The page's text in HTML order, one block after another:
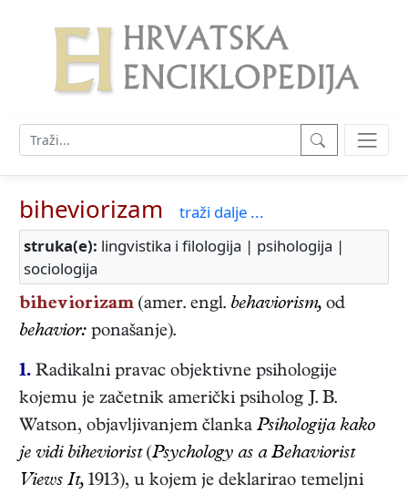
biheviorizam
traži dalje ...
struka(e): lingvistika i filologija | psihologija |
sociologija
biheviorizam (amer. engl. behaviorism, od
behavior: ponašanje).
1. Radikalni pravac objektivne psihologije
kojemu je začetnik američki psiholog J. B.
Watson, objavljivanjem članka Psihologija kako
je vidi biheviorist(Psychology as a Behaviorist
Views It, 1913), u kojem je deklarirao temeljni